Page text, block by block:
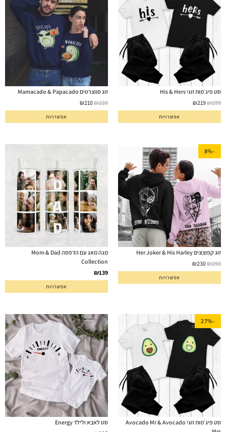
סט פיג׳מות זוגי His & Hers
₪299
₪219
אפשרויות
זוג סווצרטים Mamacado & Papacado
₪220
₪210
אפשרויות
-8%
זוג קפוצונים Her Joker & His Harley
₪250
₪230
אפשרויות
מגה מאג עם הדפסה Mom & Dad
Collection
₪139
אפשרויות
-27%
סט פיג׳מות זוגי Avocado Mr & Avocado
סט לאבא ולילד Energy